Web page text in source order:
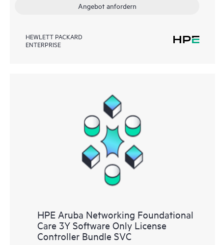
Angebot anfordern
HEWLETT PACKARD
ENTERPRISE
HPE Aruba Networking Foundational
Care 3Y Software Only License
Controller Bundle SVC